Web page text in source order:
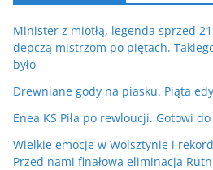
Minister z miotłą, legenda sprzed
depczą mistrzom po piętach.
było
Drewniane gody na piasku. Piąta
Enea KS Piła po rewloucji. Gotowi
Wielkie emocje w Wolsztynie i
Przed nami finałowa eliminacja